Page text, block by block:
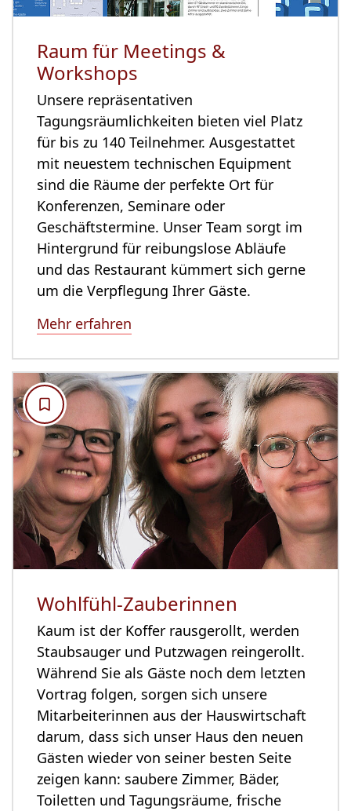
Raum für Meetings &
Workshops
Unsere repräsentativen
Tagungsräumlichkeiten bieten viel Platz
für bis zu 140 Teilnehmer. Ausgestattet
mit neuestem technischen Equipment
sind die Räume der perfekte Ort für
Konferenzen, Seminare oder
Geschäftstermine. Unser Team sorgt im
Hintergrund für reibungslose Abläufe
und das Restaurant kümmert sich gerne
um die Verpflegung Ihrer Gäste.
Mehr erfahren
Wohlfühl-Zauberinnen
Kaum ist der Koffer rausgerollt, werden
Staubsauger und Putzwagen reingerollt.
Während Sie als Gäste noch dem letzten
Vortrag folgen, sorgen sich unsere
Mitarbeiterinnen aus der Hauswirtschaft
darum, dass sich unser Haus den neuen
Gästen wieder von seiner besten Seite
zeigen kann: saubere Zimmer, Bäder,
Toiletten und Tagungsräume, frische